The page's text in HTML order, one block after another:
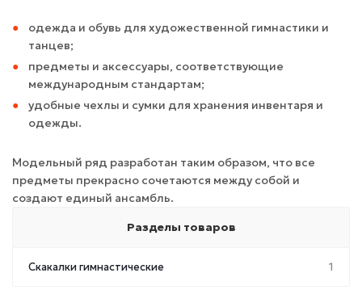
одежда и обувь для художественной гимнастики и
танцев;
предметы и аксессуары, соответствующие
международным стандартам;
удобные чехлы и сумки для хранения инвентаря и
одежды.
Модельный ряд разработан таким образом, что все
предметы прекрасно сочетаются между собой и
создают единый ансамбль.
Разделы товаров
Скакалки гимнастические 1